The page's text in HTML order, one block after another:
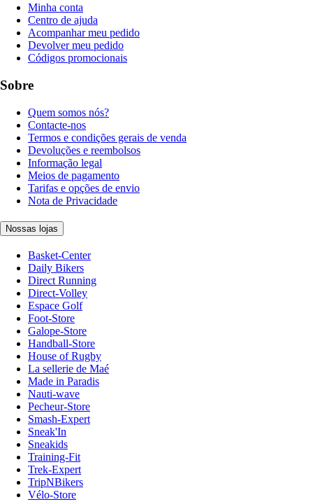
Minha conta
Centro de ajuda
Acompanhar meu pedido
Devolver meu pedido
Códigos promocionais
Sobre
Quem somos nós?
Contacte-nos
Termos e condições gerais de venda
Devoluções e reembolsos
Informação legal
Meios de pagamento
Tarifas e opções de envio
Nota de Privacidade
Nossas lojas
Basket-Center
Daily Bikers
Direct Running
Direct-Volley
Espace Golf
Foot-Store
Galope-Store
Handball-Store
House of Rugby
La sellerie de Maé
Made in Paradis
Nauti-wave
Pecheur-Store
Smash-Expert
Sneak'In
Sneakids
Training-Fit
Trek-Expert
TripNBikers
Vélo-Store